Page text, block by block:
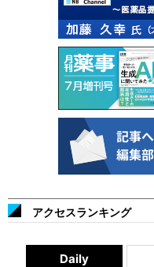
アクセスランキング
Daily